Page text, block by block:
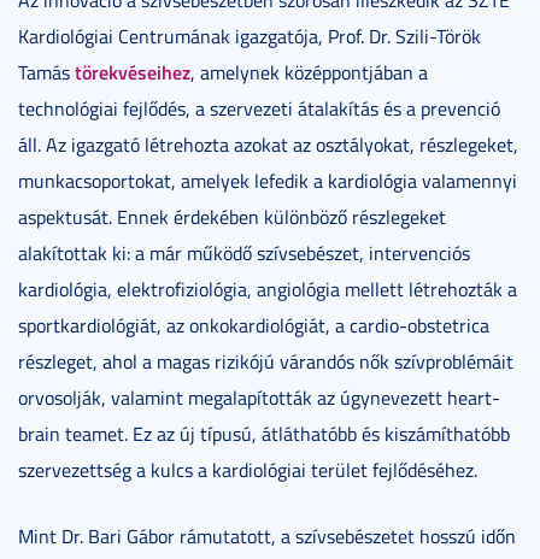
Kardiológiai Centrumának igazgatója, Prof. Dr. Szili-Török
Tamástörekvéseihez, amelynek középpontjában a
technológiai fejlődés, a szervezeti átalakítás és a prevenció
áll. Az igazgató létrehozta azokat az osztályokat, részlegeket,
munkacsoportokat, amelyek lefedik a kardiológia valamennyi
aspektusát. Ennek érdekében különböző részlegeket
alakítottak ki: a már működő szívsebészet, intervenciós
kardiológia, elektrofiziológia, angiológia mellett létrehozták a
sportkardiológiát, az onkokardiológiát, a cardio-obstetrica
részleget, ahol a magas rizikójú várandós nők szívproblémáit
orvosolják, valamint megalapították az úgynevezett heart-
brain teamet. Ez az új típusú, átláthatóbb és kiszámíthatóbb
szervezettség a kulcs a kardiológiai terület fejlődéséhez.
Mint Dr. Bari Gábor rámutatott, a szívsebészetet hosszú időn